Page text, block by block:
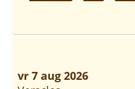
vr 7 aug 2026